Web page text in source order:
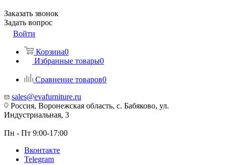
Заказать звонок
Задать вопрос
Войти
Корзина0
Избранные товары0
Сравнение товаров0
sales@evafurniture.ru
Россия, Воронежская область, с. Бабяково, ул.
Индустриальная, 3
Пн - Пт 9:00-17:00
Вконтакте
Telegram